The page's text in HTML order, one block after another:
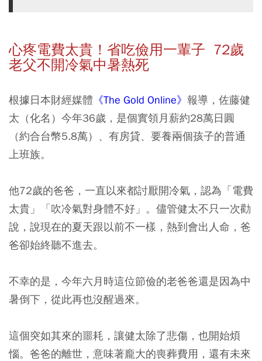
心疼電費太貴！省吃儉用一輩子 72歲
老父不開冷氣中暑熱死
根據日本財經媒體 《The Gold Online》 報導，佐藤健
太（化名）今年36歲，是個實領月薪約28萬日圓
（約合台幣5.8萬）、有房貸、要養兩個孩子的普通
上班族。
他72歲的爸爸，一直以來都討厭開冷氣，認為「電費
太貴」「吹冷氣對身體不好」。儘管健太不只一次勸
說，說現在的夏天跟以前不一樣，熱到會出人命，爸
爸卻始終聽不進去。
不幸的是，今年六月時這位節儉的老爸爸還是因為中
暑倒下，從此再也沒醒過來。
這個突如其來的噩耗，讓健太除了悲傷，也開始煩
惱。爸爸的離世，意味著龐大的喪葬費用，還有未來